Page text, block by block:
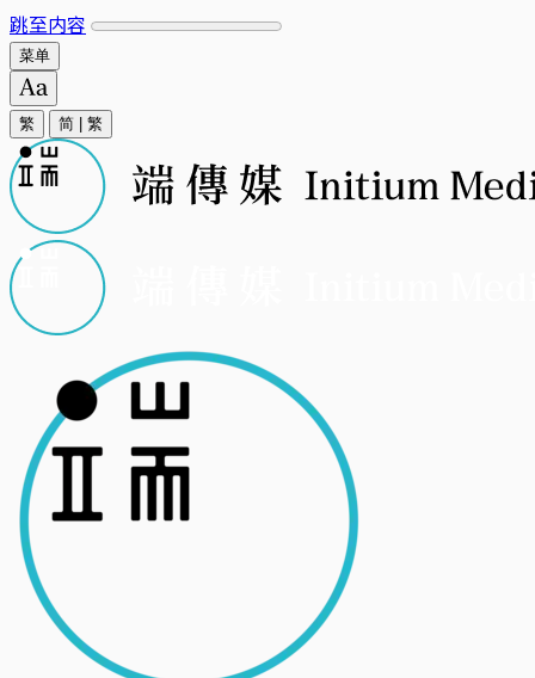
跳至内容
菜单
繁 简 繁